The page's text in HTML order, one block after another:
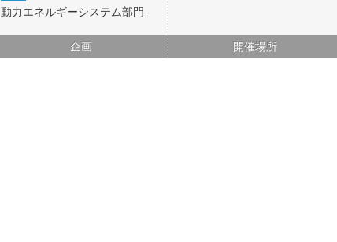
動力エネルギーシステム部門
企画 開催場所